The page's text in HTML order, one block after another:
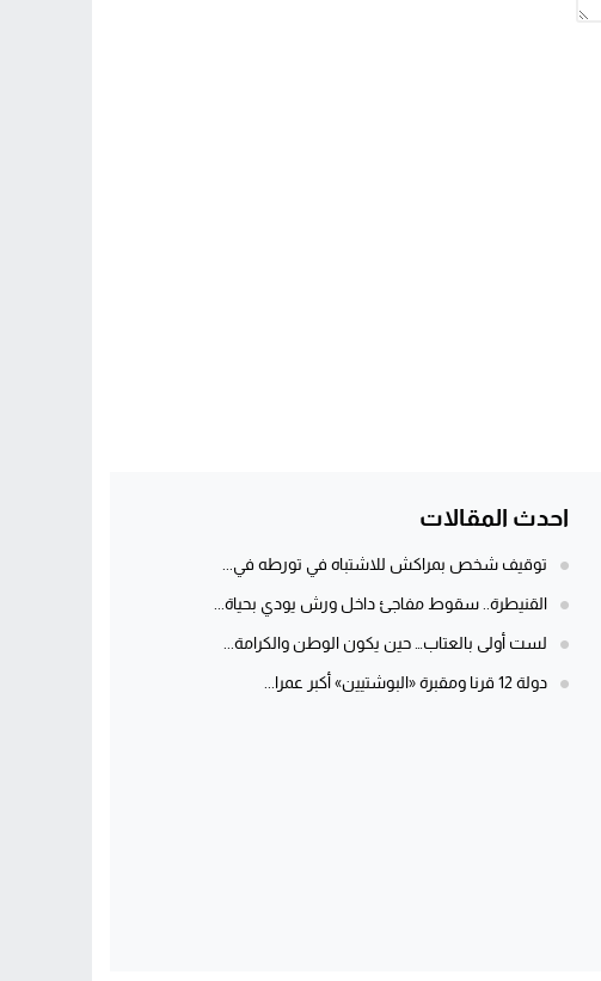
احدث المقالات
توقيف شخص بمراكش للاشتباه في تورطه في...
القنيطرة.. سقوط مفاجئ داخل ورش يودي بحياة...
لست أولى بالعتاب… حين يكون الوطن والكرامة...
دولة 12 قرنا ومقبرة «البوشتيين» أكبر عمرا...